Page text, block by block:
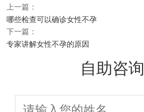
上一篇：
哪些检查可以确诊女性不孕
下一篇：
专家讲解女性不孕的原因
自助咨询